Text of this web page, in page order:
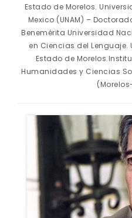
Estado de Morelos.
Mexico (UNAM) –
Benemérita Universidad
en Ciencias del
Estado de
Humanidades y Ciencias